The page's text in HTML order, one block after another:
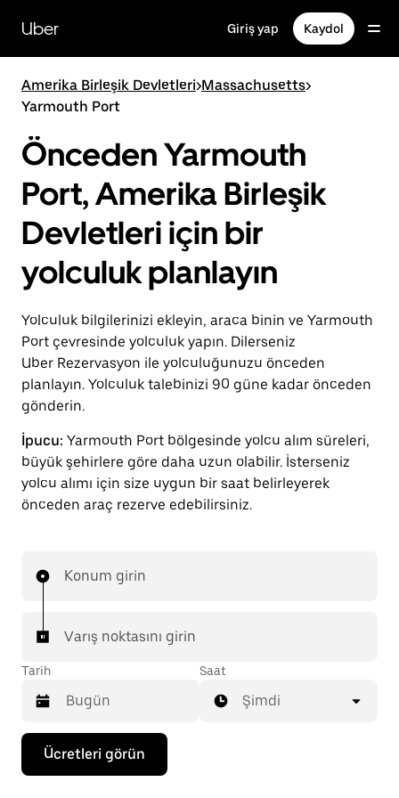
içeriğe
gidinUber Giriş yap Kaydol
Amerika Birleşik Devletleri>Massachusetts>
Yarmouth Port
Önceden Yarmouth
Port, Amerika Birleşik
Devletleri için bir
yolculuk planlayın
Yolculuk bilgilerinizi ekleyin, araca binin ve Yarmouth
Port çevresinde yolculuk yapın. Dilerseniz
Uber Rezervasyon ile yolculuğunuzu önceden
planlayın. Yolculuk talebinizi 90 güne kadar önceden
gönderin.
İpucu: Yarmouth Port bölgesinde yolcu alım süreleri,
büyük şehirlere göre daha uzun olabilir. İsterseniz
yolcu alımı için size uygun bir saat belirleyerek
önceden araç rezerve edebilirsiniz.
Konum girin
Varış noktasını girin
Tarih
Takvimle
etkileşime
geçmek
Saat
Şimdi
Ücretleri görün